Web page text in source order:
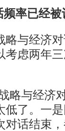
率已经被
与经济对
考虑两年
与经济
低了。一
对话结束